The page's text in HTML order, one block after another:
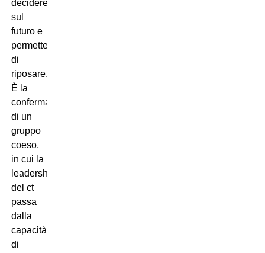
decidere
sul
futuro e
permettendogli
di
riposare.
È la
conferma
di un
gruppo
coeso,
in cui la
leadership
del ct
passa
dalla
capacità
di